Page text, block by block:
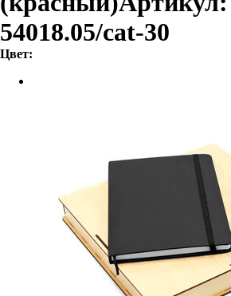
54018.05/cat-30
Цвет: